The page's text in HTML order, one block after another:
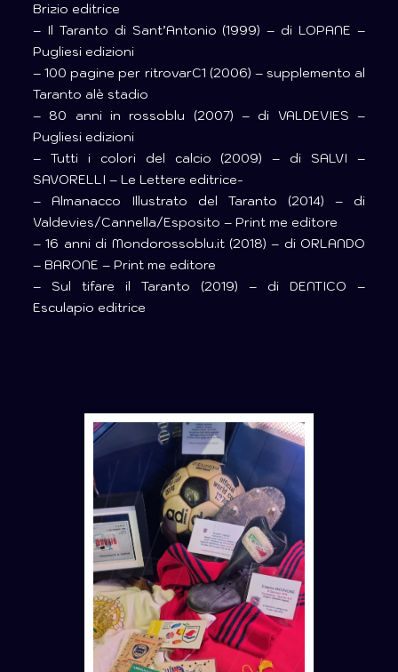
Brizio editrice
– Il Taranto di Sant’Antonio (1999) – di LOPANE –
Pugliesi edizioni
– 100 pagine per ritrovarC1 (2006) – supplemento al
Taranto alè stadio
– 80 anni in rossoblu (2007) – di VALDEVIES –
Pugliesi edizioni
– Tutti i colori del calcio (2009) – di SALVI –
SAVORELLI – Le Lettere editrice-
– Almanacco Illustrato del Taranto (2014) – di
Valdevies/Cannella/Esposito – Print me editore
– 16 anni di Mondorossoblu.it (2018) – di ORLANDO
– BARONE – Print me editore
– Sul tifare il Taranto (2019) – di DENTICO –
Esculapio editrice